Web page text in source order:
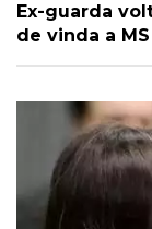
Ex-guarda
de vinda a MS